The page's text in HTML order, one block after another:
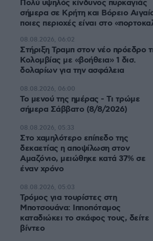
Πολύ υψηλός κίνδυνος πυρκαγιάς
σήμερα σε Κρήτη και Βόρειο
ποιες περιοχές είναι στο
Στήριξη Τραμπ στον νέο πρόεδρο
Κολομβίας με «βοήθεια» 1 δισ.
δολαρίων για την ασφάλεια
08.08.2026, 06:02
Το μενού της ημέρας - Τι τρώμε
σήμερα Σάββατο (8/8/2026)
08.08.2026, 06:00
Στο χαμηλότερο επίπεδο της
δεκαετίας η αποψίλωση στον
Αμαζόνιο, μειώθηκε κατά 37% σε
έναν χρόνο
08.08.2026, 05:33
Τρόμος για τουρίστες στη
Μποτσουάνα: Ιπποπόταμος
καταδιώκει το σκάφος τους, δείτε
βίντεο
08.08.2026, 05:03